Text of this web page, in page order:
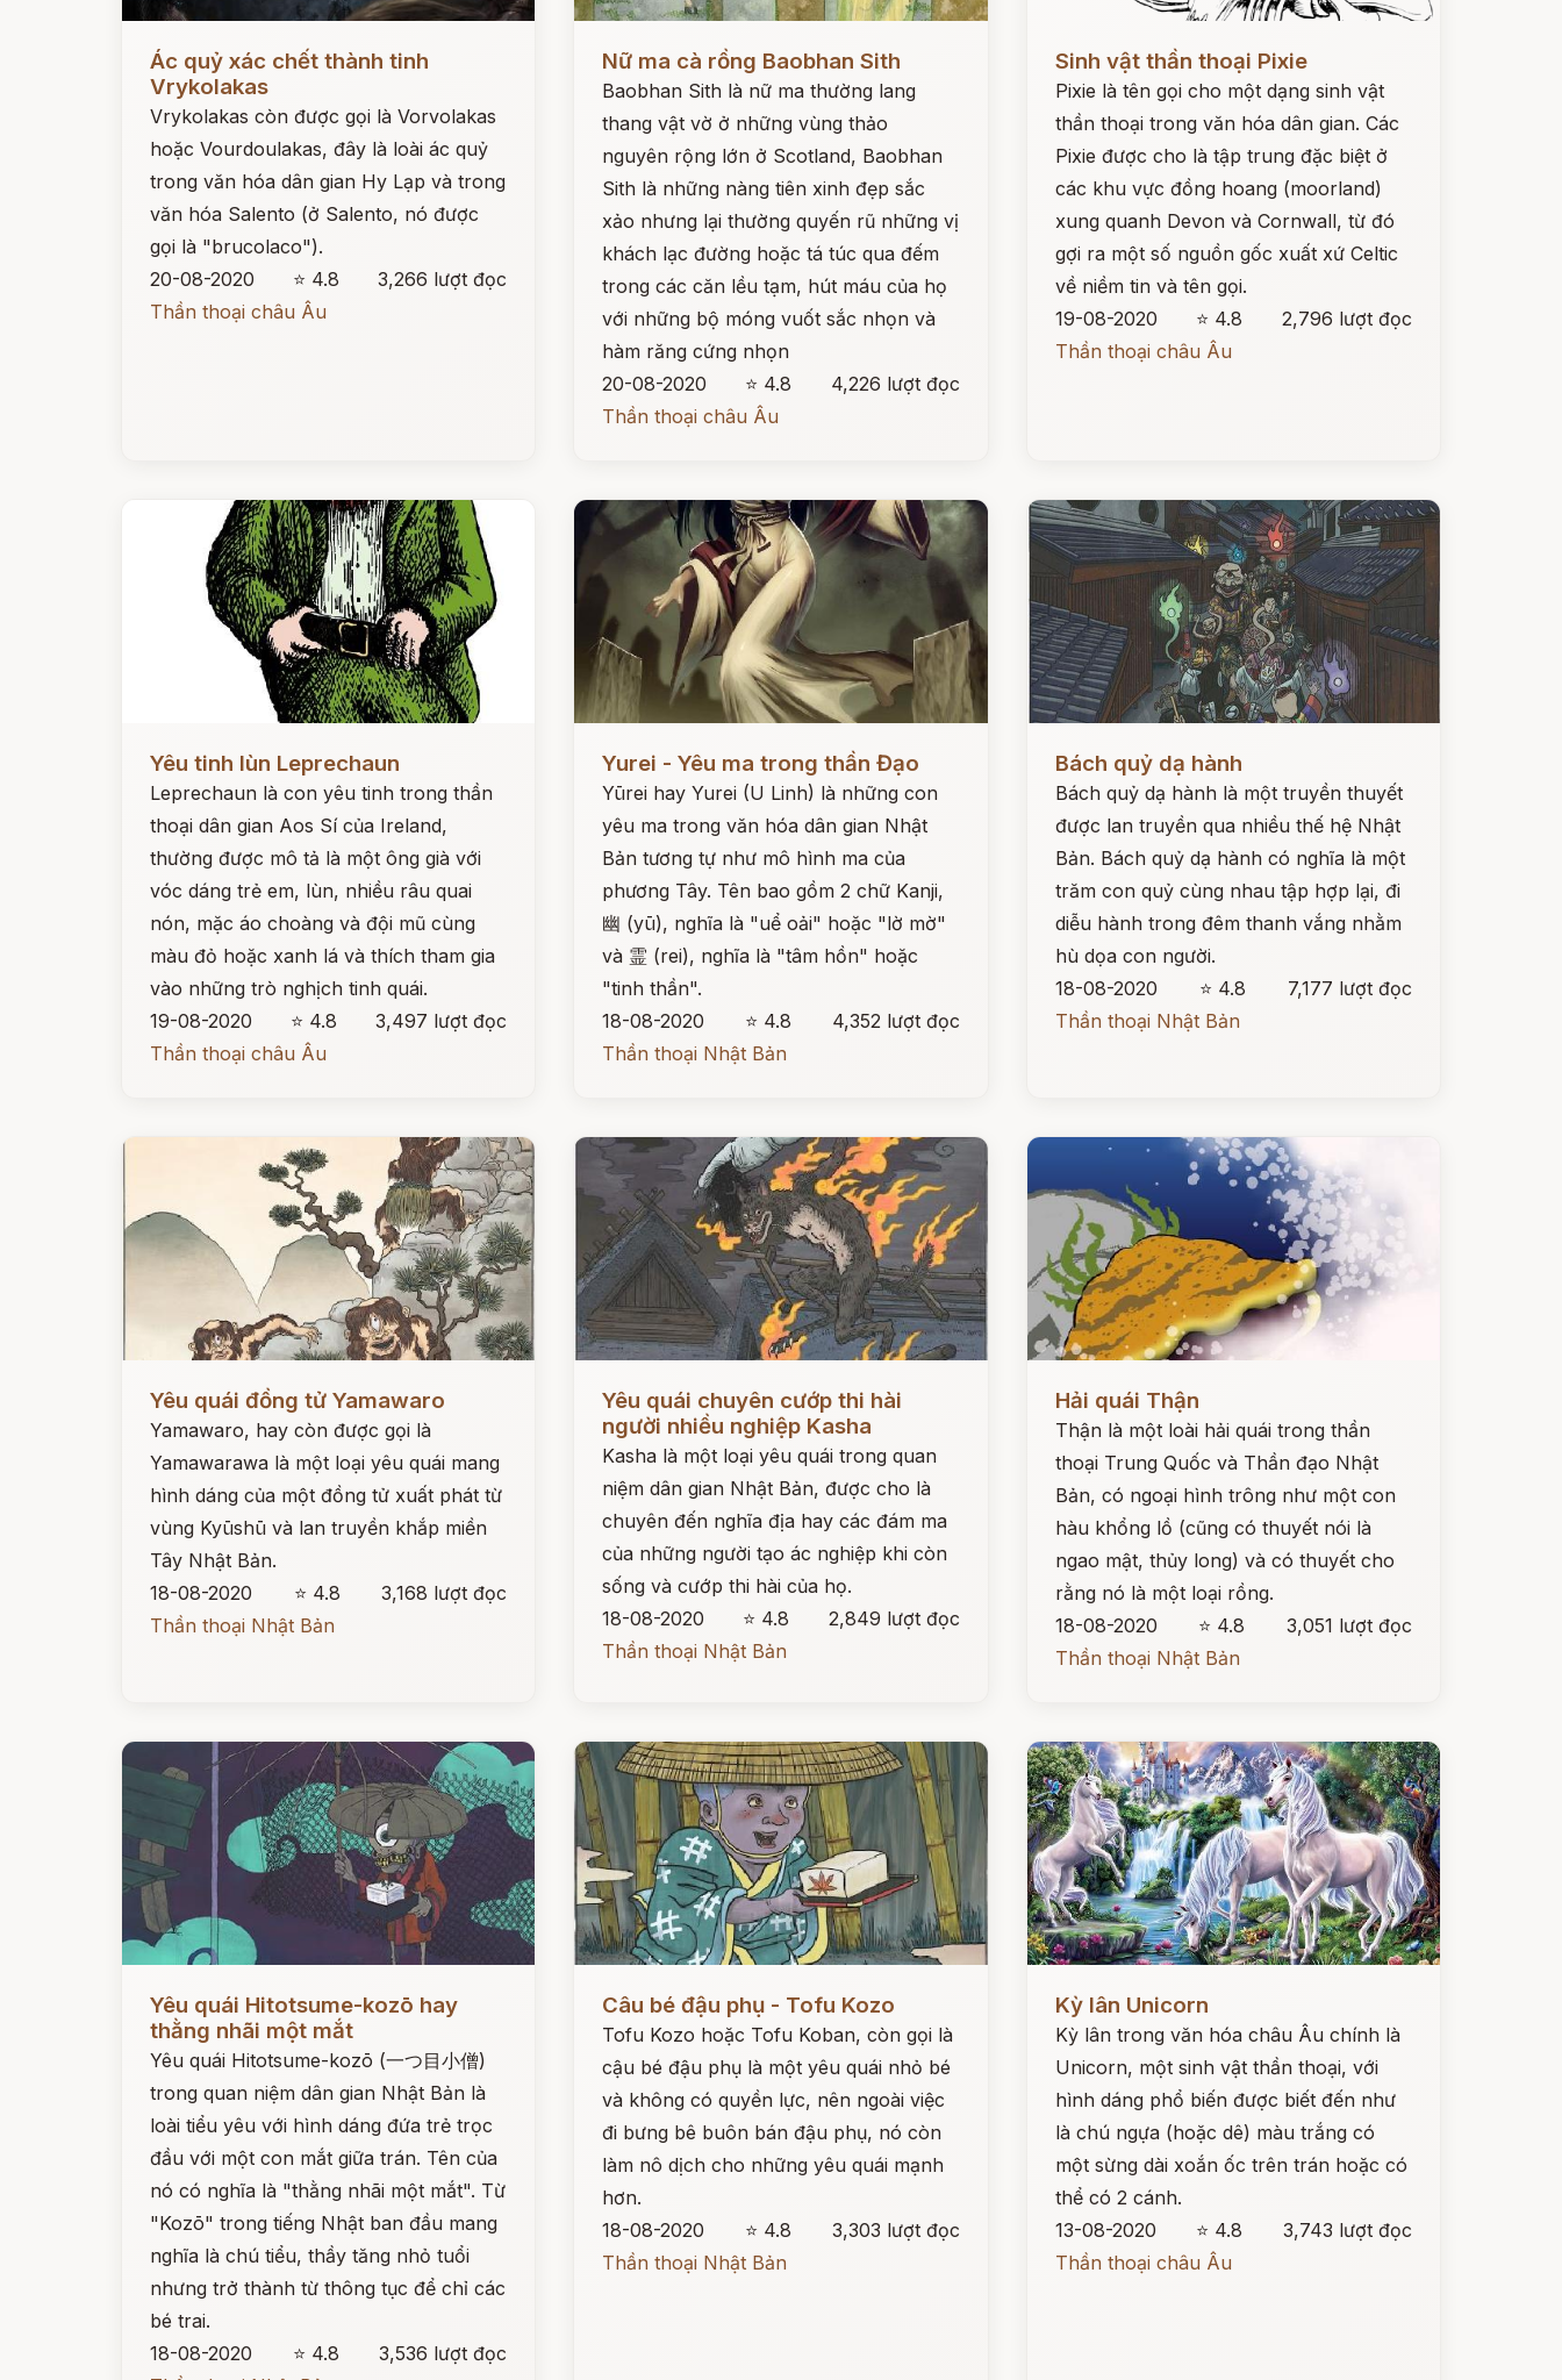
Đọc ngay
Ác quỷ xác chết thành tinh
Vrykolakas
Vrykolakas còn được gọi là Vorvolakas
hoặc Vourdoulakas, đây là loài ác quỷ
trong văn hóa dân gian Hy Lạp và trong
văn hóa Salento (ở Salento, nó được
gọi là "brucolaco").
20-08-2020
⭐ 4.8
3,266 lượt đọc
Thần thoại châu Âu
Nữ ma cà rồng Baobhan Sith
Baobhan Sith là nữ ma thường lang
thang vật vờ ở những vùng thảo
nguyên rộng lớn ở Scotland, Baobhan
Sith là những nàng tiên xinh đẹp sắc
xảo nhưng lại thường quyến rũ những vị
khách lạc đường hoặc tá túc qua đếm
trong các căn lều tạm, hút máu của họ
với những bộ móng vuốt sắc nhọn và
hàm răng cứng nhọn
20-08-2020
⭐ 4.8
4,226 lượt đọc
Thần thoại châu Âu
Sinh vật thần thoại Pixie
Pixie là tên gọi cho một dạng sinh vật
thần thoại trong văn hóa dân gian. Các
Pixie được cho là tập trung đặc biệt ở
các khu vực đồng hoang (moorland)
xung quanh Devon và Cornwall, từ đó
gợi ra một số nguồn gốc xuất xứ Celtic
về niềm tin và tên gọi.
19-08-2020
⭐ 4.8
2,796 lượt đọc
Thần thoại châu Âu
Yêu tinh lùn Leprechaun
Leprechaun là con yêu tinh trong thần
thoại dân gian Aos Sí của Ireland,
thường được mô tả là một ông già với
vóc dáng trẻ em, lùn, nhiều râu quai
nón, mặc áo choàng và đội mũ cùng
màu đỏ hoặc xanh lá và thích tham gia
vào những trò nghịch tinh quái.
19-08-2020
⭐ 4.8
3,497 lượt đọc
Thần thoại châu Âu
Yurei - Yêu ma trong thần Đạo
Yūrei hay Yurei (U Linh) là những con
yêu ma trong văn hóa dân gian Nhật
Bản tương tự như mô hình ma của
phương Tây. Tên bao gồm 2 chữ Kanji,
幽 (yū), nghĩa là "uể oải" hoặc "lờ mờ"
và 霊 (rei), nghĩa là "tâm hồn" hoặc
"tinh thần".
18-08-2020
⭐ 4.8
4,352 lượt đọc
Thần thoại Nhật Bản
Bách quỷ dạ hành
Bách quỷ dạ hành là một truyền thuyết
được lan truyền qua nhiều thế hệ Nhật
Bản. Bách quỷ dạ hành có nghĩa là một
trăm con quỷ cùng nhau tập hợp lại, đi
diễu hành trong đêm thanh vắng nhằm
hù dọa con người.
18-08-2020
⭐ 4.8
7,177 lượt đọc
Thần thoại Nhật Bản
Yêu quái đồng tử Yamawaro
Yamawaro, hay còn được gọi là
Yamawarawa là một loại yêu quái mang
hình dáng của một đồng tử xuất phát từ
vùng Kyūshū và lan truyền khắp miền
Tây Nhật Bản.
18-08-2020
⭐ 4.8
3,168 lượt đọc
Thần thoại Nhật Bản
Yêu quái chuyên cướp thi hài
người nhiều nghiệp Kasha
Kasha là một loại yêu quái trong quan
niệm dân gian Nhật Bản, được cho là
chuyên đến nghĩa địa hay các đám ma
của những người tạo ác nghiệp khi còn
sống và cướp thi hài của họ.
18-08-2020
⭐ 4.8
2,849 lượt đọc
Thần thoại Nhật Bản
Hải quái Thận
Thận là một loài hải quái trong thần
thoại Trung Quốc và Thần đạo Nhật
Bản, có ngoại hình trông như một con
hàu khổng lồ (cũng có thuyết nói là
ngao mật, thủy long) và có thuyết cho
rằng nó là một loại rồng.
18-08-2020
⭐ 4.8
3,051 lượt đọc
Thần thoại Nhật Bản
Yêu quái Hitotsume-kozō hay
thằng nhãi một mắt
Yêu quái Hitotsume-kozō (一つ目小僧)
trong quan niệm dân gian Nhật Bản là
loài tiểu yêu với hình dáng đứa trẻ trọc
đầu với một con mắt giữa trán. Tên của
nó có nghĩa là "thằng nhãi một mắt". Từ
"Kozō" trong tiếng Nhật ban đầu mang
nghĩa là chú tiểu, thầy tăng nhỏ tuổi
nhưng trở thành từ thông tục để chỉ các
bé trai.
18-08-2020
⭐ 4.8
3,536 lượt đọc
Câu bé đậu phụ - Tofu Kozo
Tofu Kozo hoặc Tofu Koban, còn gọi là
cậu bé đậu phụ là một yêu quái nhỏ bé
và không có quyền lực, nên ngoài việc
đi bưng bê buôn bán đậu phụ, nó còn
làm nô dịch cho những yêu quái mạnh
hơn.
18-08-2020
⭐ 4.8
3,303 lượt đọc
Thần thoại Nhật Bản
Kỳ lân Unicorn
Kỳ lân trong văn hóa châu Âu chính là
Unicorn, một sinh vật thần thoại, với
hình dáng phổ biến được biết đến như
là chú ngựa (hoặc dê) màu trắng có
một sừng dài xoắn ốc trên trán hoặc có
thể có 2 cánh.
13-08-2020
⭐ 4.8
3,743 lượt đọc
Thần thoại châu Âu